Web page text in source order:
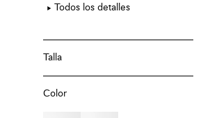
detalles en piel en contraste.
Todos los detalles
Talla
Color